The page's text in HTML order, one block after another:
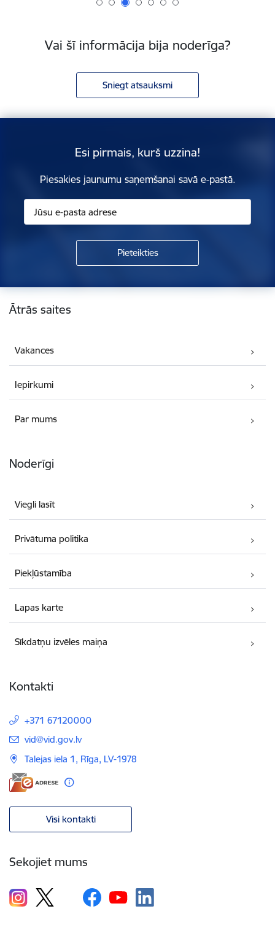
Vai šī informācija bija noderīga?
Sniegt atsauksmi
Esi pirmais, kurš uzzina!
Piesakies jaunumu saņemšanai savā e-pastā.
Kājene
Ātrās saites
Vakances
Iepirkumi
Par mums
Noderīgi
Viegli lasīt
Privātuma politika
Piekļūstamība
Lapas karte
Sīkdatņu izvēles maiņa
Kontakti
+371 67120000
E-pasts:
vid@vid.gov.lv
Talejas iela 1, Rīga, LV-1978
Visi kontakti
Sekojiet mums